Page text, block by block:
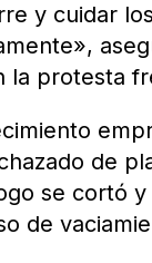
y cuidar
la protesta
de
se cortó
de